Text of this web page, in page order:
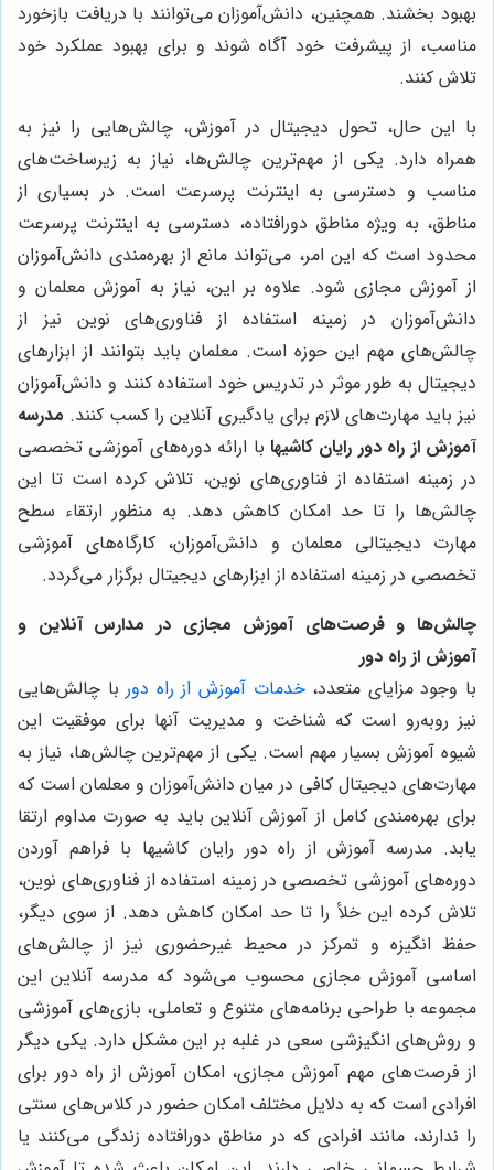
بهبود بخشند. همچنین، دانش‌آموزان می‌توانند با دریافت بازخورد
مناسب، از پیشرفت خود آگاه شوند و برای بهبود عملکرد خود
تلاش کنند.
با این حال، تحول دیجیتال در آموزش، چالش‌هایی را نیز به
همراه دارد. یکی از مهم‌ترین چالش‌ها، نیاز به زیرساخت‌های
مناسب و دسترسی به اینترنت پرسرعت است. در بسیاری از
مناطق، به ویژه مناطق دورافتاده، دسترسی به اینترنت پرسرعت
محدود است که این امر، می‌تواند مانع از بهره‌مندی دانش‌آموزان
از آموزش مجازی شود. علاوه بر این، نیاز به آموزش معلمان و
دانش‌آموزان در زمینه استفاده از فناوری‌های نوین نیز از
چالش‌های مهم این حوزه است. معلمان باید بتوانند از ابزارهای
دیجیتال به طور موثر در تدریس خود استفاده کنند و دانش‌آموزان
نیز باید مهارت‌های لازم برای یادگیری آنلاین را کسب کنند. مدرسه
آموزش از راه دور رایان کاشیها با ارائه دوره‌های آموزشی تخصصی
در زمینه استفاده از فناوری‌های نوین، تلاش کرده است تا این
چالش‌ها را تا حد امکان کاهش دهد. به منظور ارتقاء سطح
مهارت دیجیتالی معلمان و دانش‌آموزان، کارگاه‌های آموزشی
تخصصی در زمینه استفاده از ابزارهای دیجیتال برگزار می‌گردد.
چالش‌ها و فرصت‌های آموزش مجازی در مدارس آنلاین و
آموزش از راه دور
با وجود مزایای متعدد،خدمات آموزش از راه دوربا چالش‌هایی
نیز روبه‌رو است که شناخت و مدیریت آنها برای موفقیت این
شیوه آموزش بسیار مهم است. یکی از مهم‌ترین چالش‌ها، نیاز به
مهارت‌های دیجیتال کافی در میان دانش‌آموزان و معلمان است که
برای بهره‌مندی کامل از آموزش آنلاین باید به صورت مداوم ارتقا
یابد. مدرسه آموزش از راه دور رایان کاشیها با فراهم آوردن
دوره‌های آموزشی تخصصی در زمینه استفاده از فناوری‌های نوین،
تلاش کرده این خلأ را تا حد امکان کاهش دهد. از سوی دیگر،
حفظ انگیزه و تمرکز در محیط غیرحضوری نیز از چالش‌های
اساسی آموزش مجازی محسوب می‌شود که مدرسه آنلاین این
مجموعه با طراحی برنامه‌های متنوع و تعاملی، بازی‌های آموزشی
و روش‌های انگیزشی سعی در غلبه بر این مشکل دارد. یکی دیگر
از فرصت‌های مهم آموزش مجازی، امکان آموزش از راه دور برای
افرادی است که به دلایل مختلف امکان حضور در کلاس‌های سنتی
را ندارند، مانند افرادی که در مناطق دورافتاده زندگی می‌کنند یا